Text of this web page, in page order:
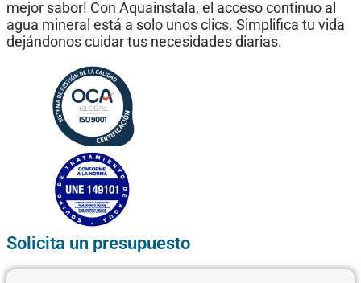
mejor sabor! Con Aquainstala, el acceso continuo al
agua mineral está a solo unos clics. Simplifica tu vida
dejándonos cuidar tus necesidades diarias.
Solicita un presupuesto